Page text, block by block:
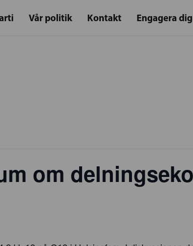
Vår politik Kontakt Engagera dig
om